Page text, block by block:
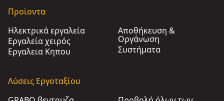
Προϊοντα
Ηλεκτρικά εργαλεία
Εργαλεία χειρός
Εργαλεια Κηπου​
Αποθήκευση &
Οργάνωση
Συστήματα
Λύσεις Εργοταξίου